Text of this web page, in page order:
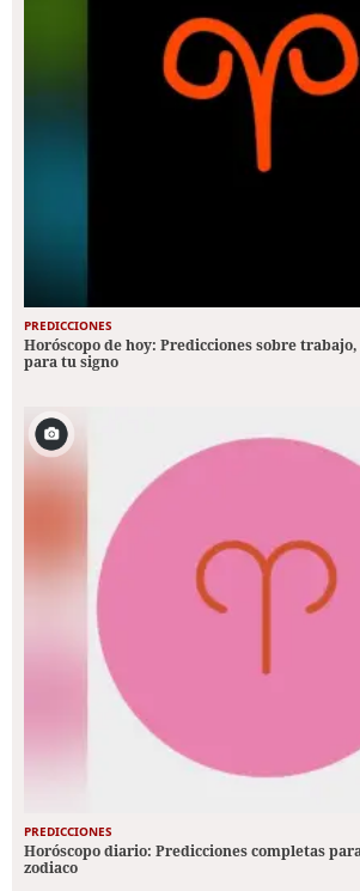
PREDICCIONES
Horóscopo de hoy: Predicciones sobre
para tu signo
PREDICCIONES
Horóscopo diario: Predicciones completas
zodiaco